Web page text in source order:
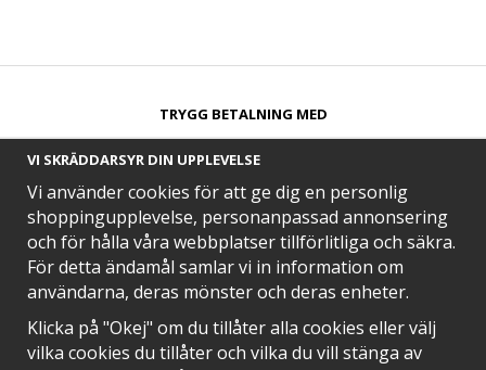
TRYGG BETALNING MED​
SNABB LEVERANS MED
VI SKRÄDDARSYR DIN UPPLEVELSE
Vi använder cookies för att ge dig en personlig
shoppingupplevelse, personanpassad annonsering
och för hålla våra webbplatser tillförlitliga och säkra.
För detta ändamål samlar vi in information om
användarna, deras mönster och deras enheter.
Klicka på "Okej" om du tillåter alla cookies eller välj
vilka cookies du tillåter och vilka du vill stänga av